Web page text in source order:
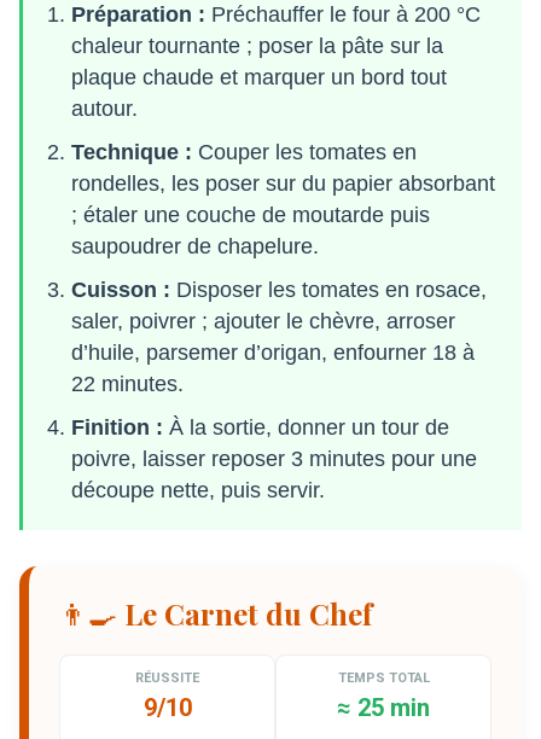
Préparation : Préchauffer le four à 200 °C
chaleur tournante ; poser la pâte sur la
plaque chaude et marquer un bord tout
autour.
Technique : Couper les tomates en
rondelles, les poser sur du papier absorbant
; étaler une couche de moutarde puis
saupoudrer de chapelure.
Cuisson : Disposer les tomates en rosace,
saler, poivrer ; ajouter le chèvre, arroser
d’huile, parsemer d’origan, enfourner 18 à
22 minutes.
Finition : À la sortie, donner un tour de
poivre, laisser reposer 3 minutes pour une
découpe nette, puis servir.
👨‍🍳 Le Carnet du Chef
RÉUSSITE
9/10
TEMPS TOTAL
≈ 25 min